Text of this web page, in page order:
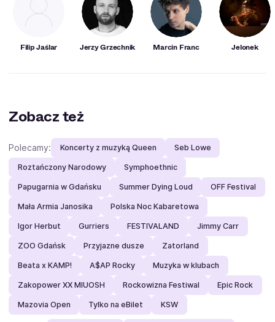
Filip Jaślar Jerzy Grzechnik Marcin Franc Jelonek
Zobacz też
Polecamy: Koncerty z muzyką Queen Seb Lowe
Roztańczony Narodowy Symphoethnic
Papugarnia w Gdańsku Summer Dying Loud OFF Festival
Mała Armia Janosika Polska Noc Kabaretowa
Igor Herbut Gurriers FESTIVALAND Jimmy Carr
ZOO Gdańsk Przyjazne dusze Zatorland
Beata x KAMP! A$AP Rocky Muzyka w klubach
Zakopower XX MIUOSH Rockowizna Festiwal Epic Rock
Mazovia Open Tylko na eBilet KSW